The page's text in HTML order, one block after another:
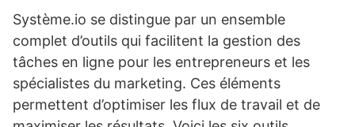
Système.io se distingue par un ensemble
complet d’outils qui facilitent la gestion des
tâches en ligne pour les entrepreneurs et les
spécialistes du marketing. Ces éléments
permettent d’optimiser les flux de travail et de